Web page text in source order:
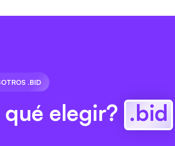
.BID
qué elegir? .bid